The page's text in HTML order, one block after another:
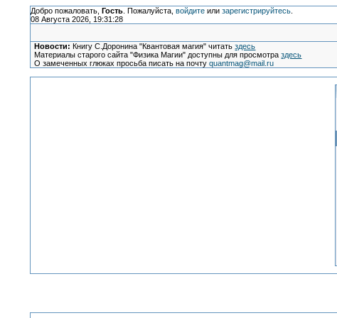
Добро пожаловать, Гость. Пожалуйста, войдитеили зарегистрируйтесь.
08 Августа 2026, 19:31:28
Новости: Книгу С.Доронина "Квантовая магия" читатьздесь
Материалы старого сайта "Физика Магии" доступны для просмотраздесь
О замеченных глюках просьба писать на почтуquantmag@mail.ru